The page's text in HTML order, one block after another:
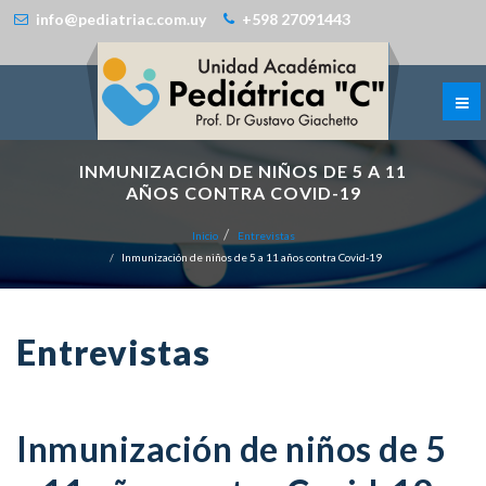
info@pediatriac.com.uy +598 27091443
INMUNIZACIÓN DE NIÑOS DE 5 A 11
AÑOS CONTRA COVID-19
Inicio
Entrevistas
Inmunización de niños de 5 a 11 años contra Covid-19
Entrevistas
Inmunización de niños de 5